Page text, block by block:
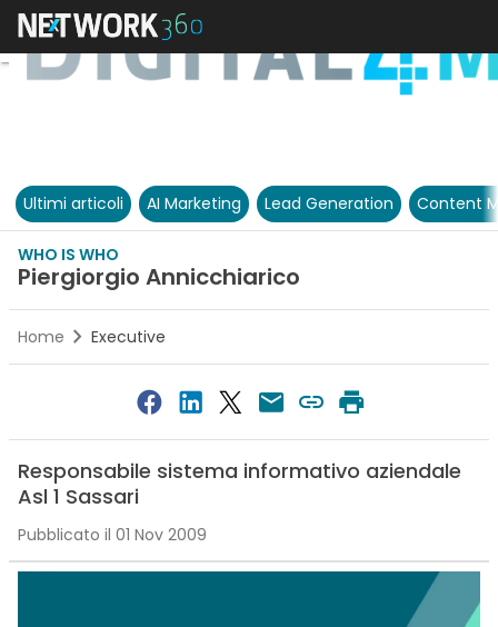
Ultimi articoli AI Marketing Lead Generation Content
WHO IS WHO
Piergiorgio Annicchiarico
Home Executive
Responsabile sistema informativo aziendale
Asl 1 Sassari
Pubblicato il 01 Nov 2009